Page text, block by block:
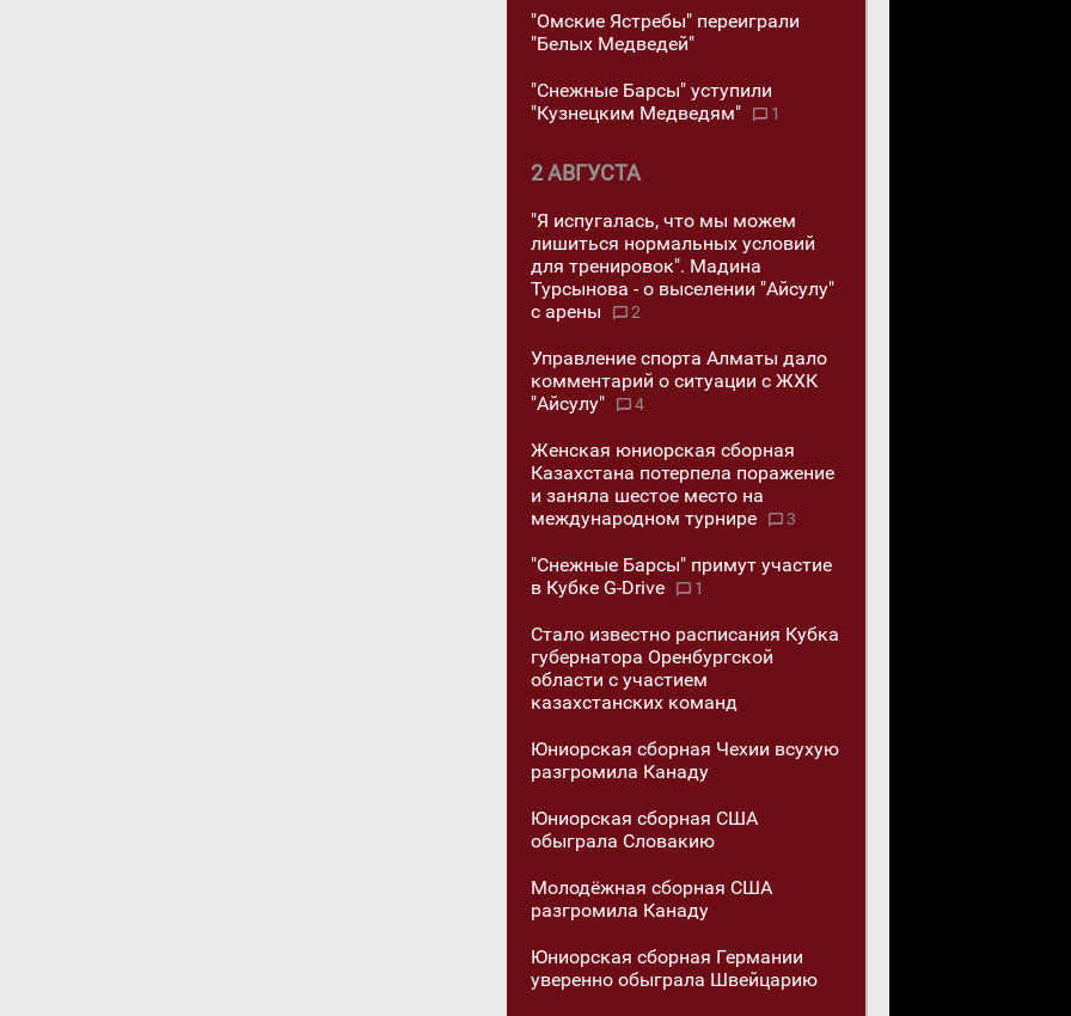
"Омские Ястребы" переиграли
"Белых Медведей"
"Снежные Барсы" уступили
"Кузнецким Медведям"
1
2 АВГУСТА
"Я испугалась, что мы можем
лишиться нормальных условий
для тренировок". Мадина
Турсынова - о выселении "Айсулу"
с арены
2
Управление спорта Алматы дало
комментарий о ситуации с ЖХК
"Айсулу"
4
Женская юниорская сборная
Казахстана потерпела поражение
и заняла шестое место на
международном турнире
3
"Снежные Барсы" примут участие
в Кубке G-Drive
1
Стало известно расписания Кубка
губернатора Оренбургской
области с участием
казахстанских команд
Юниорская сборная Чехии всухую
разгромила Канаду
Юниорская сборная США
обыграла Словакию
Молодёжная сборная США
разгромила Канаду
Юниорская сборная Германии
уверенно обыграла Швейцарию